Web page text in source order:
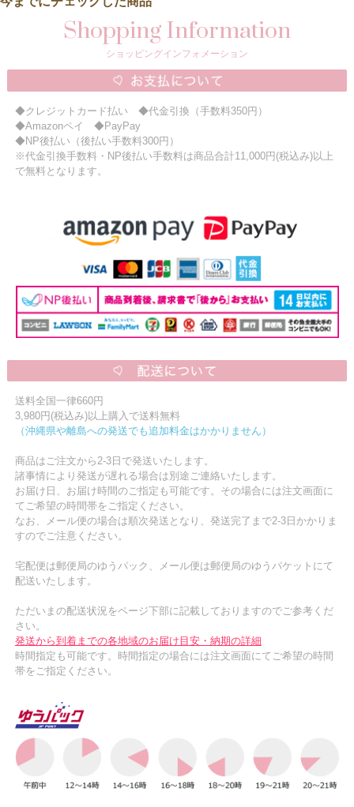
Shopping Information
ショッピングインフォメーション
◆クレジットカード払い ◆代金引換（手数料350円）
◆Amazonペイ ◆PayPay
◆NP後払い（後払い手数料300円）
※代金引換手数料・NP後払い手数料は商品合計11,000円(税込み)以上
で無料となります。
送料全国一律660円
3,980円(税込み)以上購入で送料無料
（沖縄県や離島への発送でも追加料金はかかりません）
商品はご注文から2-3日で発送いたします。
諸事情により発送が遅れる場合は別途ご連絡いたします。
お届け日、お届け時間のご指定も可能です。その場合には注文画面に
てご希望の時間帯をご指定ください。
なお、メール便の場合は順次発送となり、発送完了まで2-3日かかりま
すのでご注意ください。
宅配便は郵便局のゆうパック、メール便は郵便局のゆうパケットにて
配送いたします。
ただいまの配送状況をページ下部に記載しておりますのでご参考くだ
さい。
発送から到着までの各地域のお届け目安・納期の詳細
時間指定も可能です。時間指定の場合には注文画面にてご希望の時間
帯をご指定ください。